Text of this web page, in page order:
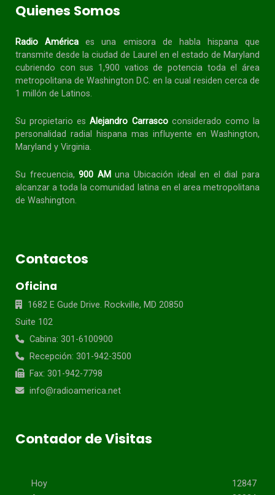
Quienes Somos
Radio América es una emisora de habla hispanaque
transmite desde la ciudad de Laurel en el estado de Maryland
cubriendo con sus 1,900 vatios de potencia toda el área
metropolitana de Washington D.C. en la cual residen cerca de
1 millón de Latinos.
Su propietario esAlejandro Carrascoconsiderado como la
personalidad radial
hispana mas influyente en Washington,
Maryland y Virginia.
Su frecuencia, 900 AM una Ubicación ideal en el dial para
alcanzar a toda lacomunidad latina en el area metropolitana
de Washington.
Contactos
Oficina
1682 E Gude Drive. Rockville, MD 20850
Suite 102
Cabina: 301-6100900
Recepción: 301-942-3500
Fax: 301-942-7798
info@radioamerica.net
Contador de Visitas
Hoy
12847